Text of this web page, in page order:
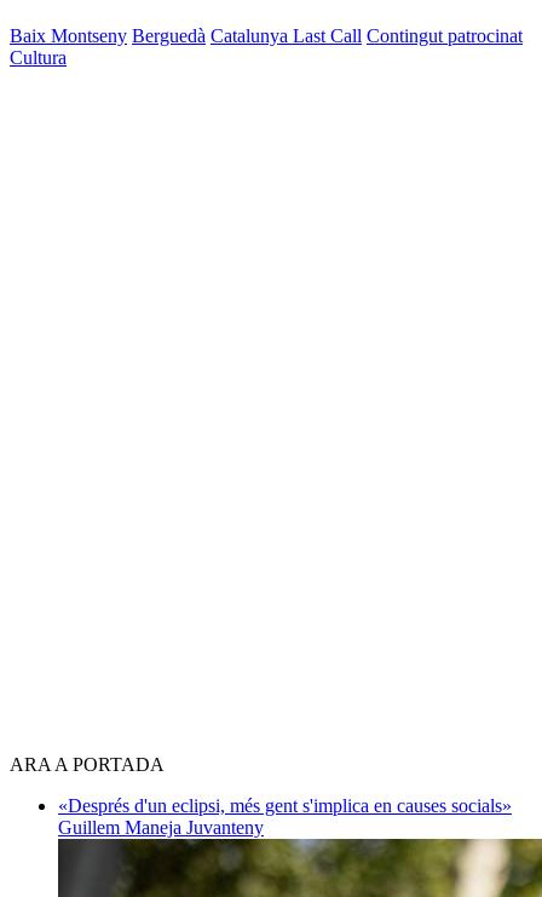
Baix Montseny Berguedà Catalunya Last Call Contingut patrocinat
Cultura
ARA A PORTADA
«Després d'un eclipsi, més gent s'implica en causes socials»
Guillem Maneja Juvanteny